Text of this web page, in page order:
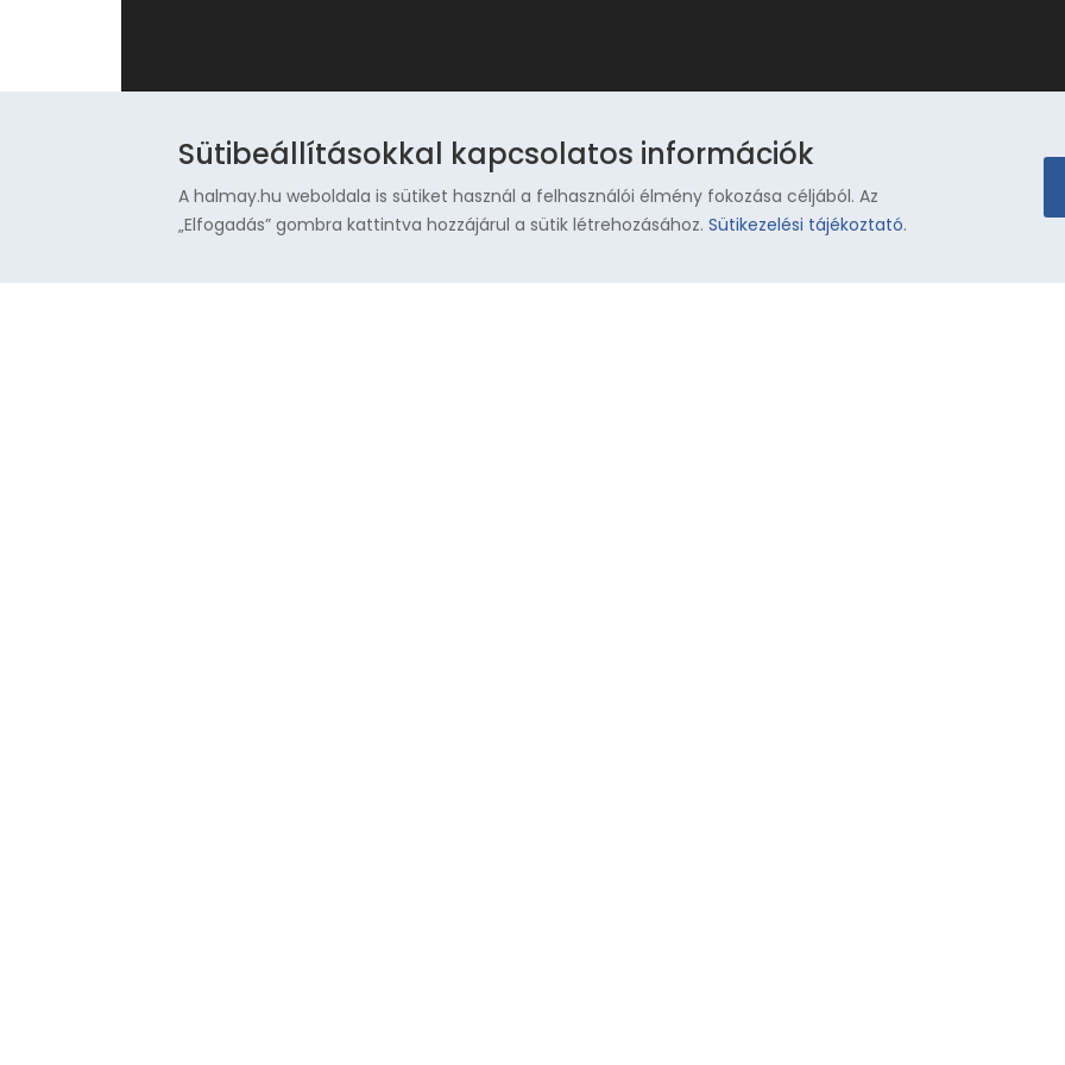
Sütibeállításokkal kapcsolatos információk
A halmay.hu weboldala is sütiket használ a felhasználói élmény fokozása céljából. Az
„Elfogadás” gombra kattintva hozzájárul a sütik létrehozásához.Sütikezelési tájékoztató.